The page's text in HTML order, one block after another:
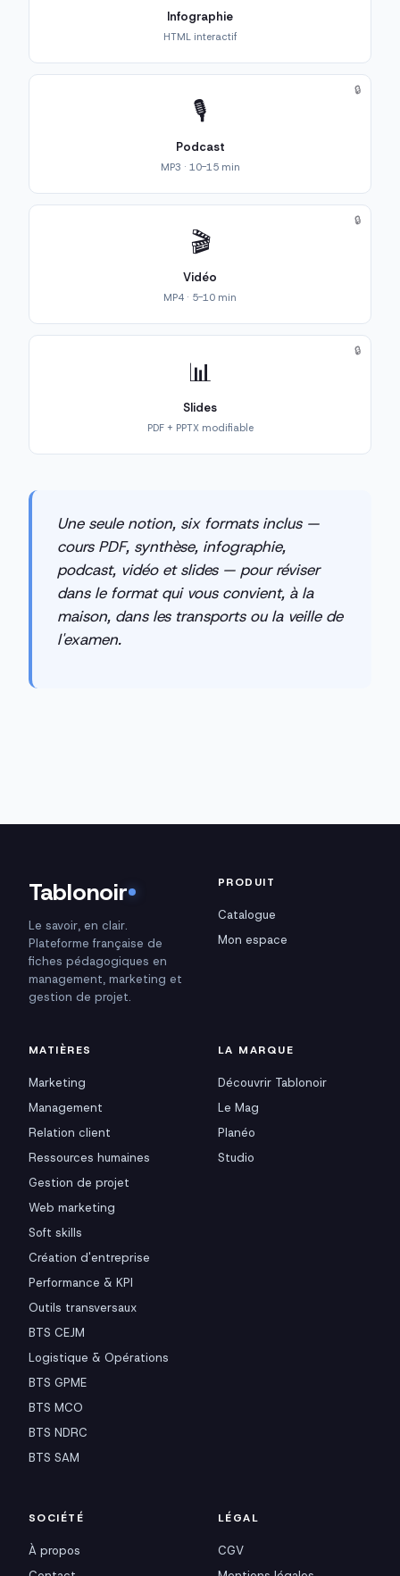
Infographie
HTML interactif
🎙️
Podcast
MP3 · 10-15 min
🔒
🎬
Vidéo
MP4 · 5-10 min
🔒
📊
Slides
PDF + PPTX modifiable
🔒
Une seule notion, six formats inclus —
cours PDF, synthèse, infographie,
podcast, vidéo et slides — pour réviser
dans le format qui vous convient, à la
maison, dans les transports ou la veille de
l'examen.
Tablonoir
Le savoir, en clair.
Plateforme française de
fiches pédagogiques en
management, marketing et
gestion de projet.
PRODUIT
Catalogue
Mon espace
MATIÈRES
Marketing
Management
Relation client
Ressources humaines
Gestion de projet
Web marketing
Soft skills
Création d'entreprise
Performance & KPI
Outils transversaux
BTS CEJM
Logistique & Opérations
BTS GPME
BTS MCO
BTS NDRC
BTS SAM
LA MARQUE
Découvrir Tablonoir
Le Mag
Planéo
Studio
SOCIÉTÉ
À propos
LÉGAL
CGV